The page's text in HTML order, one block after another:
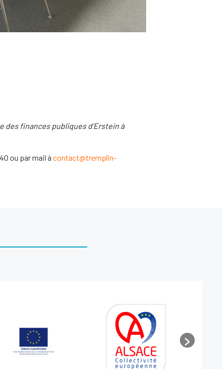
finances publiques d’Erstein à
ou par mail àcontact@tremplin-